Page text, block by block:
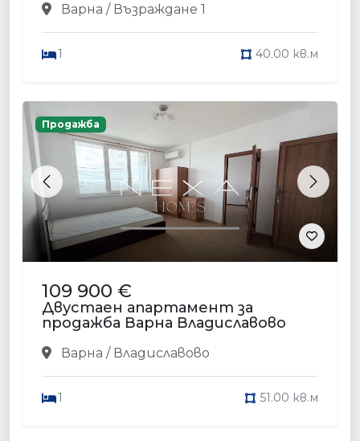
Варна / Възраждане 1
1 40.00 кв.м
Previous Next
Продажба
109 900 €
Двустаен апартамент за
продажба Варна Владиславово
Варна / Владиславово
1 51.00 кв.м